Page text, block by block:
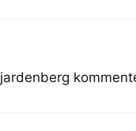
jardenberg